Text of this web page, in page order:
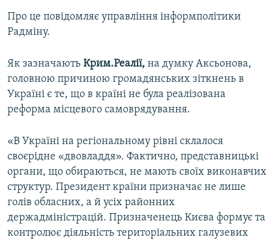
Про це повідомляє управління інформполітики
Радміну.
Як зазначають Крим.Реалії, на думку Аксьонова,
головною причиною громадянських зіткнень в
Україні є те, що в країні не була реалізована
реформа місцевого самоврядування.
«В Україні на регіональному рівні склалося
своєрідне «двовладдя». Фактично, представницькі
органи, що обираються, не мають своїх виконавчих
структур. Президент країни призначає не лише
голів обласних, а й усіх районних
держадміністрацій. Призначенець Києва формує та
контролює діяльність територіальних галузевих